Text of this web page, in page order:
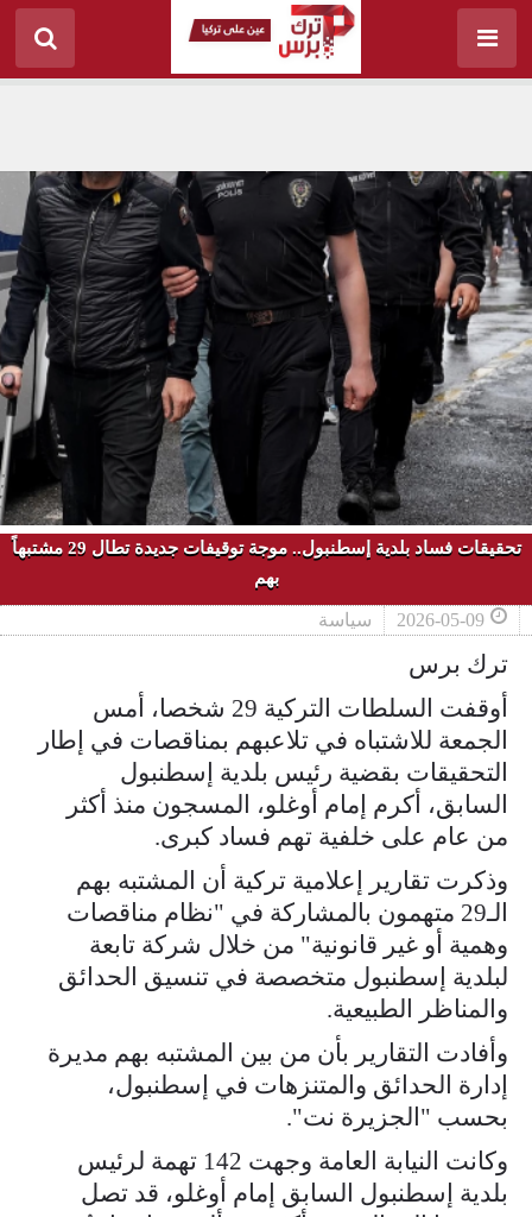
تحقيقات فساد بلدية إسطنبول.. موجة توقيفات جديدة تطال 29 مشتبهاً
بهم
2026-05-09 سياسة
ترك برس
أوقفت السلطات التركية 29 شخصا، أمس
الجمعة للاشتباه في تلاعبهم بمناقصات في إطار
التحقيقات بقضية رئيس بلدية إسطنبول
السابق، أكرم إمام أوغلو، المسجون منذ أكثر
من عام على خلفية تهم فساد كبرى.
وذكرت تقارير إعلامية تركية أن المشتبه بهم
الـ29 متهمون بالمشاركة في "نظام مناقصات
وهمية أو غير قانونية" من خلال شركة تابعة
لبلدية إسطنبول متخصصة في تنسيق الحدائق
والمناظر الطبيعية.
وأفادت التقارير بأن من بين المشتبه بهم مديرة
إدارة الحدائق والمتنزهات في إسطنبول،
بحسب "الجزيرة نت".
وكانت النيابة العامة وجهت 142 تهمة لرئيس
بلدية إسطنبول السابق إمام أوغلو، قد تصل